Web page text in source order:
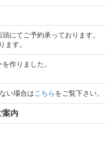
にてご予約承っております。
ます。
作りました。
い場合は こちら をご覧下さい。
案内